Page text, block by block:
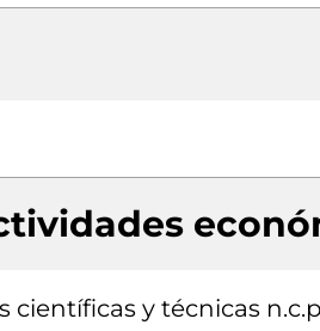
científicas y técnicas